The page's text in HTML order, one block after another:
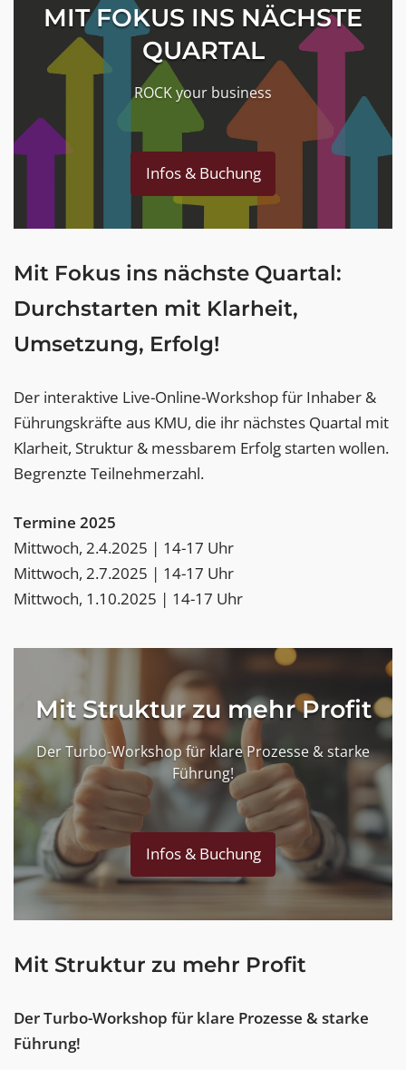
MIT FOKUS INS NÄCHSTE
QUARTAL
ROCK your business
Infos & Buchung
Mit Fokus ins nächste Quartal:
Durchstarten mit Klarheit,
Umsetzung, Erfolg!
Der interaktive Live-Online-Workshop für Inhaber &
Führungskräfte aus KMU, die ihr nächstes Quartal mit
Klarheit, Struktur & messbarem Erfolg starten wollen.
Begrenzte Teilnehmerzahl.
Termine 2025
Mittwoch, 2.4.2025 | 14-17 Uhr
Mittwoch, 2.7.2025 | 14-17 Uhr
Mittwoch, 1.10.2025 | 14-17 Uhr
Mit Struktur zu mehr Profit
Der Turbo-Workshop für klare Prozesse & starke
Führung!
Mit Struktur zu mehr Profit
Der Turbo-Workshop für klare Prozesse & starke
Führung!
Infos & Buchung